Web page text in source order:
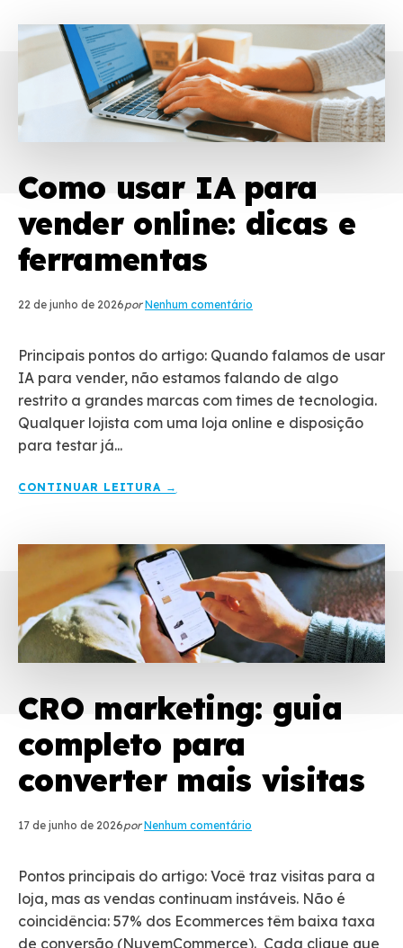
Como usar IA para
vender online: dicas e
ferramentas
22 de junho de 2026por Nenhum comentário
Principais pontos do artigo: Quando falamos de usar
IA para vender, não estamos falando de algo
restrito a grandes marcas com times de tecnologia.
Qualquer lojista com uma loja online e disposição
para testar já...
CONTINUAR LEITURA →
CRO marketing: guia
completo para
converter mais visitas
17 de junho de 2026por Nenhum comentário
Pontos principais do artigo: Você traz visitas para a
loja, mas as vendas continuam instáveis. Não é
coincidência: 57% dos Ecommerces têm baixa taxa
de conversão (NuvemCommerce). Cada clique que